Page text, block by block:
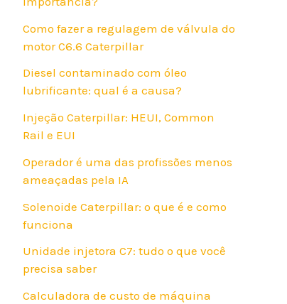
Como fazer a regulagem de válvula do
motor C6.6 Caterpillar
Diesel contaminado com óleo
lubrificante: qual é a causa?
Injeção Caterpillar: HEUI, Common
Rail e EUI
Operador é uma das profissões menos
ameaçadas pela IA
Solenoide Caterpillar: o que é e como
funciona
Unidade injetora C7: tudo o que você
precisa saber
Calculadora de custo de máquina